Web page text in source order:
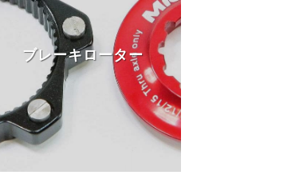
ブレーキローター